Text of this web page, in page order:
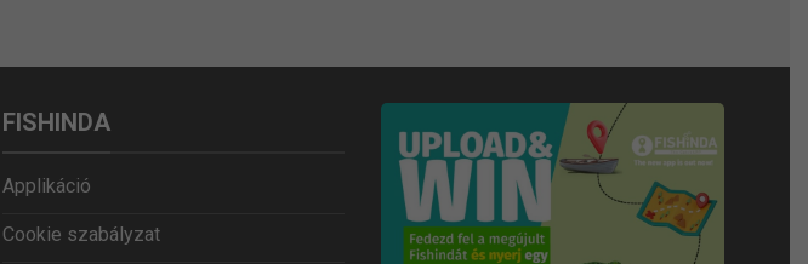
FISHINDA
Applikáció
Cookie szabályzat